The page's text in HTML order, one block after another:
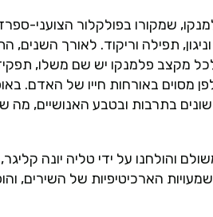
שמקורו בפולקלור הצועני-
תפילה וריקוד. לאורך
מקצב פלמנקו יש שם משלו,
מסוים באורחות חייו של האדם.
בתרבות ובטבע האנושיים, מה
והולחנו על ידי טליה יונה
הארכיטיפיות של השירים,